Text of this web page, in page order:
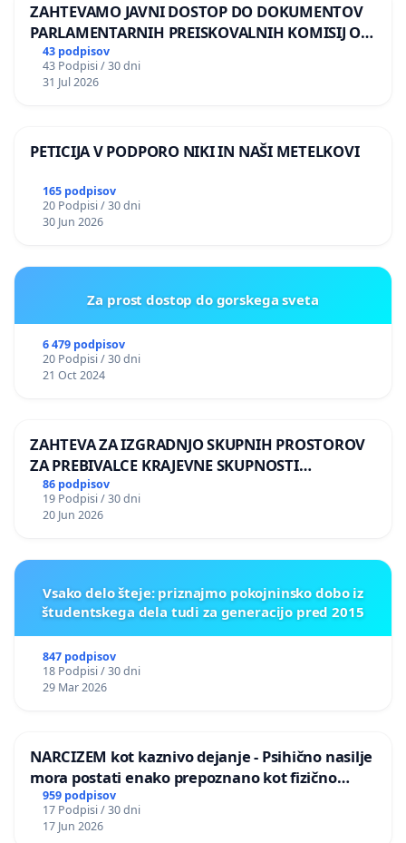
ZAHTEVAMO JAVNI DOSTOP DO DOKUMENTOV
PARLAMENTARNIH PREISKOVALNIH KOMISIJ O
ILEGALNI TRGOVINI Z OROŽJEM
43 podpisov
43 Podpisi / 30 dni
31 Jul 2026
PETICIJA V PODPORO NIKI IN NAŠI METELKOVI
165 podpisov
20 Podpisi / 30 dni
30 Jun 2026
Za prost dostop do gorskega sveta
6 479 podpisov
20 Podpisi / 30 dni
21 Oct 2024
ZAHTEVA ZA IZGRADNJO SKUPNIH PROSTOROV
ZA PREBIVALCE KRAJEVNE SKUPNOSTI
PRESTRANEK
86 podpisov
19 Podpisi / 30 dni
20 Jun 2026
Vsako delo šteje: priznajmo pokojninsko dobo iz
študentskega dela tudi za generacijo pred 2015
847 podpisov
18 Podpisi / 30 dni
29 Mar 2026
NARCIZEM kot kaznivo dejanje - Psihično nasilje
mora postati enako prepoznano kot fizično
nasilje
959 podpisov
17 Podpisi / 30 dni
17 Jun 2026